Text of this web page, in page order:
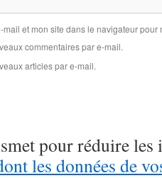
mail et mon site dans le navigateur
commentaires par e-mail.
articles par e-mail.
pour réduire les
les données de